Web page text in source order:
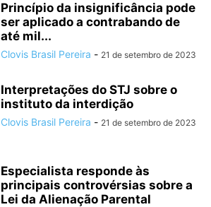
Princípio da insignificância pode
ser aplicado a contrabando de
até mil...
Clovis Brasil Pereira - 21 de setembro de 2023
Interpretações do STJ sobre o
instituto da interdição
Clovis Brasil Pereira - 21 de setembro de 2023
Especialista responde às
principais controvérsias sobre a
Lei da Alienação Parental